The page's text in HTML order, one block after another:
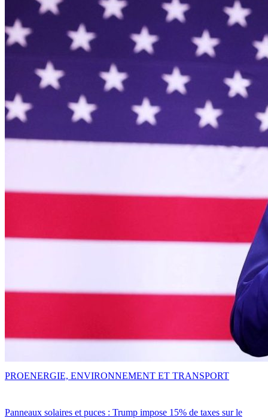
Panneaux solaires et puces : Trump impose 15% de taxes sur le
PROENERGIE, ENVIRONNEMENT ET TRANSPORT